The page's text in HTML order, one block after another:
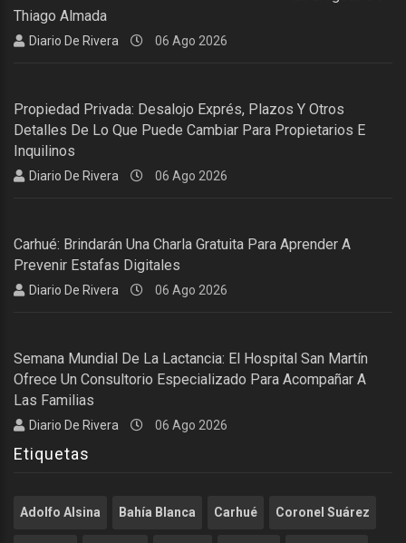
Thiago Almada
Diario De Rivera 06 Ago 2026
Propiedad Privada: Desalojo Exprés, Plazos Y Otros
Detalles De Lo Que Puede Cambiar Para Propietarios E
Inquilinos
Diario De Rivera 06 Ago 2026
Carhué: Brindarán Una Charla Gratuita Para Aprender A
Prevenir Estafas Digitales
Diario De Rivera 06 Ago 2026
Semana Mundial De La Lactancia: El Hospital San Martín
Ofrece Un Consultorio Especializado Para Acompañar A
Las Familias
Diario De Rivera 06 Ago 2026
Etiquetas
Adolfo Alsina Bahía Blanca Carhué Coronel Suárez